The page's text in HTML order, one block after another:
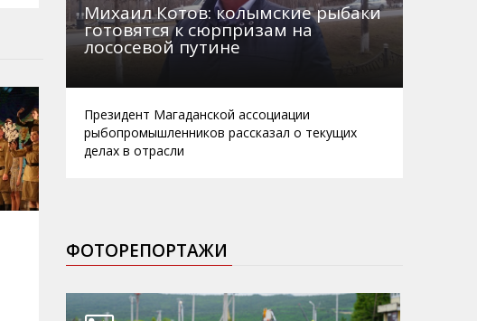
Михаил Котов: колымские рыбаки
готовятся к сюрпризам на
лососевой путине
Президент Магаданской ассоциации
рыбопромышленников рассказал о текущих
делах в отрасли
ФОТОРЕПОРТАЖИ